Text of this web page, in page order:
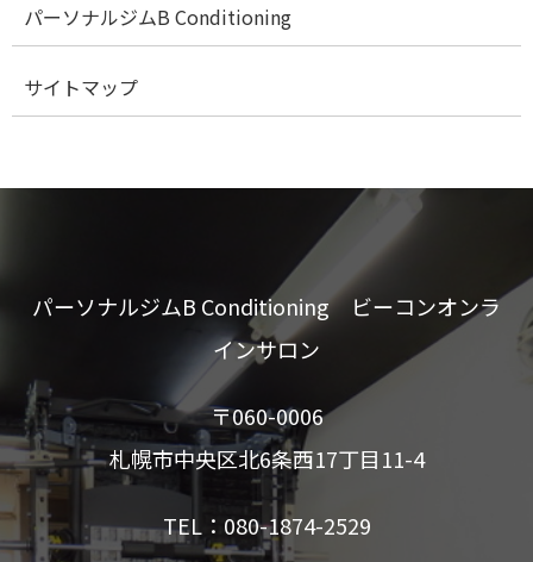
パーソナルジムB Conditioning
サイトマップ
パーソナルジムB Conditioning ビーコンオンラ
インサロン
〒060-0006
札幌市中央区北6条西17丁目11-4
TEL：080-1874-2529